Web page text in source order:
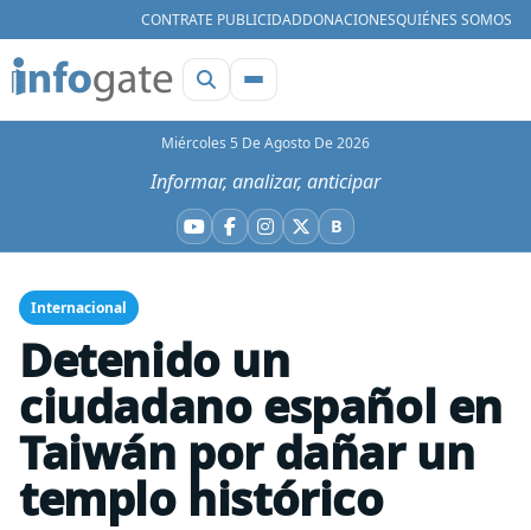
CONTRATE PUBLICIDADDONACIONESQUIÉNES SOMOS
Miércoles 5 De Agosto De 2026
Informar, analizar, anticipar
YouTube
Facebook
Instagram
X BBluesky
Internacional
Detenido un
ciudadano español en
Taiwán por dañar un
templo histórico